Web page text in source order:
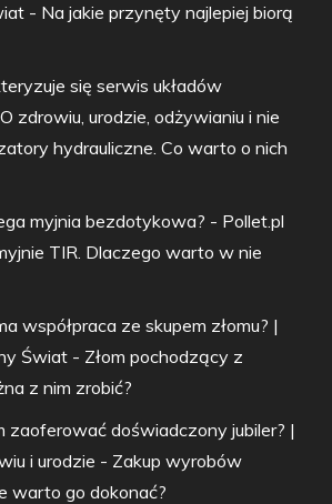
- Na jakie przynęty najlepiej biorą
się serwis układów
zdrowiu, urodzie, odżywianiu i nie
hydrauliczne. Co warto o nich
myjnia bezdotykowa? - Pollet.pl
TIR. Dlaczego warto w nie
współpraca ze skupem złomu? |
Świat - Złom pochodzący z
z nim zrobić?
zaoferować doświadczony jubiler? |
i urodzie - Zakup wyrobów
warto go dokonać?